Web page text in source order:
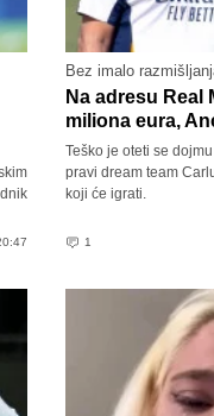
Bez imalo
Na adresu Real
miliona eura,
Teško je oteti se
pravi dream team
koji će igrati.
1